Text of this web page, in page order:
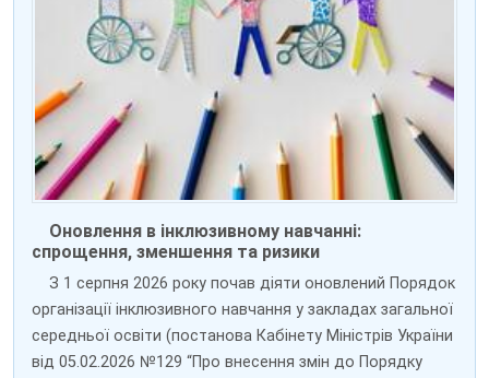
Оновлення в інклюзивному навчанні:
спрощення, зменшення та ризики
З 1 серпня 2026 року почав діяти оновлений Порядок
організації інклюзивного навчання у закладах загальної
середньої освіти (постанова Кабінету Міністрів України
від 05.02.2026 №129 “Про внесення змін до Порядку